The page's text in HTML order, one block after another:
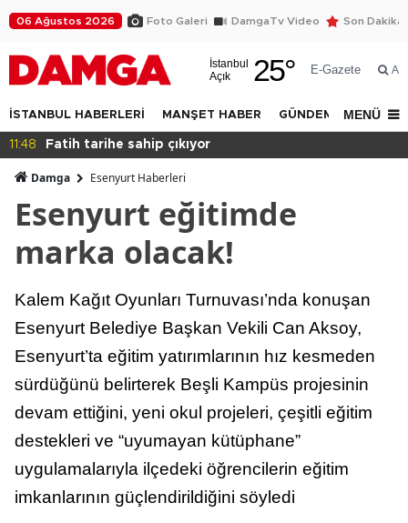
06 Ağustos 2026 Foto Galeri DamgaTv Video Son Dakika
İstanbul
Açık
25° E-Gazete Ara
İSTANBUL HABERLERİ MANŞET HABER GÜNDEM DÜNYA
MENÜ
11:46 Bana sahip çıkın!
Damga Esenyurt Haberleri
Esenyurt eğitimde
marka olacak!
Kalem Kağıt Oyunları Turnuvası’nda konuşan
Esenyurt Belediye Başkan Vekili Can Aksoy,
Esenyurt’ta eğitim yatırımlarının hız kesmeden
sürdüğünü belirterek Beşli Kampüs projesinin
devam ettiğini, yeni okul projeleri, çeşitli eğitim
destekleri ve “uyumayan kütüphane”
uygulamalarıyla ilçedeki öğrencilerin eğitim
imkanlarının güçlendirildiğini söyledi